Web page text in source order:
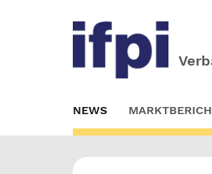
to
main
NEWS